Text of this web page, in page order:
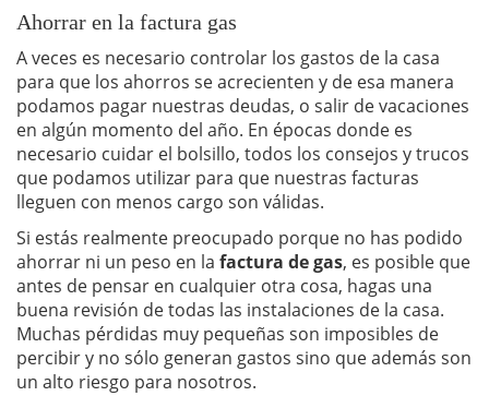
Ahorrar en la factura gas
A veces es necesario controlar los gastos de la casa
para que los ahorros se acrecienten y de esa manera
podamos pagar nuestras deudas, o salir de vacaciones
en algún momento del año. En épocas donde es
necesario cuidar el bolsillo, todos los consejos y trucos
que podamos utilizar para que nuestras facturas
lleguen con menos cargo son válidas.
Si estás realmente preocupado porque no has podido
ahorrar ni un peso en la factura de gas, es posible que
antes de pensar en cualquier otra cosa, hagas una
buena revisión de todas las instalaciones de la casa.
Muchas pérdidas muy pequeñas son imposibles de
percibir y no sólo generan gastos sino que además son
un alto riesgo para nosotros.